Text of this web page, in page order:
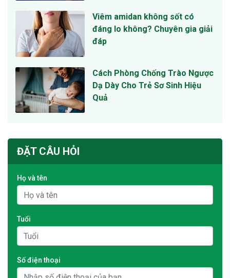
Viêm amidan không sốt có
đáng lo không? Chuyên gia giải
đáp
Cách Phòng Chống Trào Ngược
Dạ Dày Cho Trẻ Sơ Sinh Hiệu
Quả
ĐẶT CÂU HỎI
Họ và tên
Tuổi
Số điện thoại